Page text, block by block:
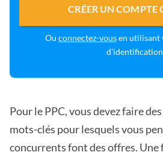
CRÉER UN COMPTE
Ou connectez-vousen utilisant
d'identification
Pour le PPC, vous devez faire
mots-clés pour lesquels vous
concurrents font des offres. Une